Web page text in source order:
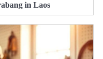
in Laos